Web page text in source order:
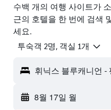
수백 개의 여행 사이트가
근의 호텔을 한 번에 검색
세요.
​투숙객 2​명, ​객실 1개
휘닉스 블루캐니언 -
8월 17일 월